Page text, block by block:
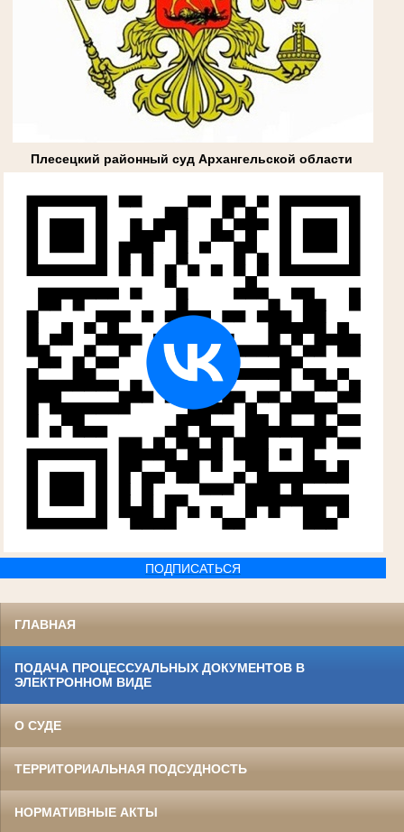
Плесецкий районный суд Архангельской области
ПОДПИСАТЬСЯ
ГЛАВНАЯ
ПОДАЧА ПРОЦЕССУАЛЬНЫХ ДОКУМЕНТОВ В
ЭЛЕКТРОННОМ ВИДЕ
О СУДЕ
ТЕРРИТОРИАЛЬНАЯ ПОДСУДНОСТЬ
НОРМАТИВНЫЕ АКТЫ